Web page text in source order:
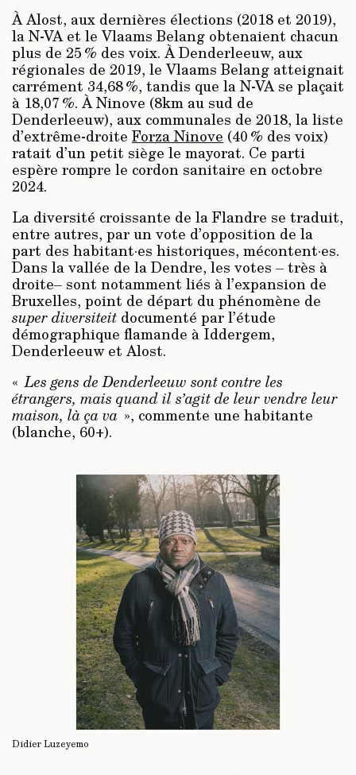
À Alost, aux dernières élections (2018 et 2019),
la N-VA et le Vlaams Belang obtenaient chacun
plus de 25 % des voix. À Denderleeuw, aux
régionales de 2019, le Vlaams Belang atteignait
carrément 34,68 %, tandis que la N-VA se plaçait
à 18,07 %. À Ninove (8km au sud de
Denderleeuw), aux communales de 2018, la liste
d’extrême-droite Forza Ninove (40 % des voix)
ratait d’un petit siège le mayorat. Ce parti
espère rompre le cordon sanitaire en octobre
2024.
La diversité croissante de la Flandre se traduit,
entre autres, par un vote d’opposition de la
part des habitant·es historiques, mécontent·es.
Dans la vallée de la Dendre, les votes – très à
droite– sont notamment liés à l’expansion de
Bruxelles, point de départ du phénomène de
super diversiteit documenté par l’étude
démographique flamande à Iddergem,
Denderleeuw et Alost.
«Les gens de Denderleeuw sont contre les
étrangers, mais quand il s’agit de leur vendre leur
maison, là ça va », commente une habitante
(blanche, 60+).
Didier Luzeyemo